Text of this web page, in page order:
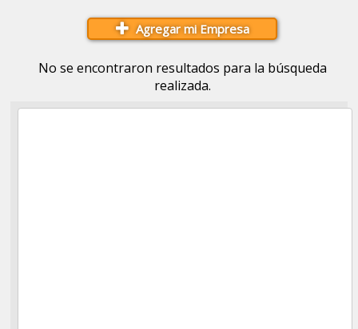
Agregar mi Empresa
No se encontraron resultados para la búsqueda
realizada.